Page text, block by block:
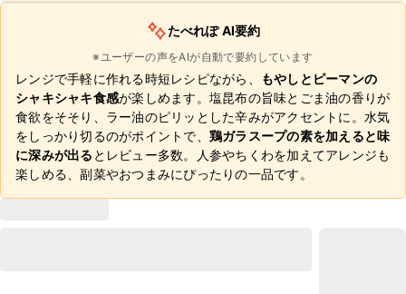
たべれぽ AI要約
※ユーザーの声をAIが自動で要約しています
レンジで手軽に作れる時短レシピながら、
もやしとピーマンの
シャキシャキ食感が楽しめます。塩昆布の旨味とごま油の香りが
食欲をそそり、ラー油のピリッとした辛みがアクセントに。水気
をしっかり切るのがポイントで、 鶏ガラスープの素を加えると味
に深みが出る とレビュー多数。人参やちくわを加えてアレンジも
楽しめる、副菜やおつまみにぴったりの一品です。